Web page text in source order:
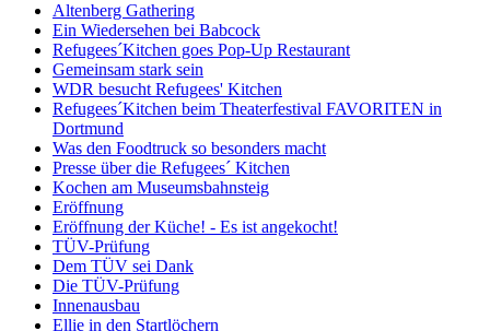
Altenberg Gathering
Ein Wiedersehen bei Babcock
Refugees´Kitchen goes Pop-Up Restaurant
Gemeinsam stark sein
WDR besucht Refugees' Kitchen
Refugees´Kitchen beim Theaterfestival FAVORITEN in
Dortmund
Was den Foodtruck so besonders macht
Presse über die Refugees´ Kitchen
Kochen am Museumsbahnsteig
Eröffnung
Eröffnung der Küche! - Es ist angekocht!
TÜV-Prüfung
Dem TÜV sei Dank
Die TÜV-Prüfung
Innenausbau
Ellie in den Startlöchern